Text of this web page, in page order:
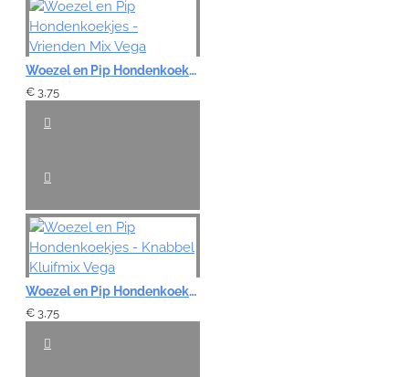
Woezel en Pip Hondenkoekjes - Vrienden Mix Vega
€ 3,75
Woezel en Pip Hondenkoekjes - Knabbel Kluifmix Vega
€ 3,75